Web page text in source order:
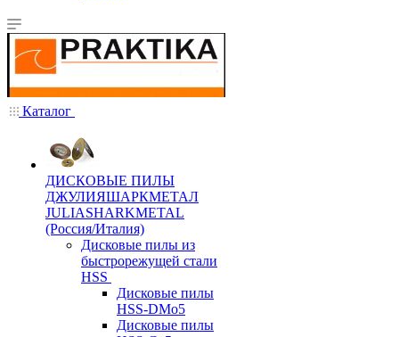
Каталог
ДИСКОВЫЕ ПИЛЫ
ДЖУЛИЯШАРКМЕТАЛ
JULIASHARKMETAL
(Россия/Италия)
Дисковые пилы из
быстрорежущей стали
HSS
Дисковые пилы
HSS-DMo5
Дисковые пилы